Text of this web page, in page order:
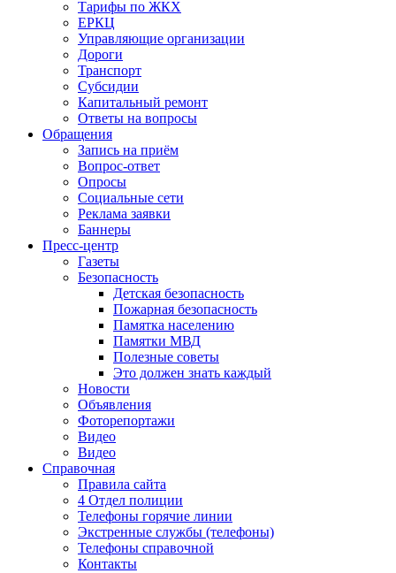
Тарифы по ЖКХ
ЕРКЦ
Управляющие организации
Дороги
Транспорт
Субсидии
Капитальный ремонт
Ответы на вопросы
Обращения
Запись на приём
Вопрос-ответ
Опросы
Социальные сети
Реклама заявки
Баннеры
Пресс-центр
Газеты
Безопасность
Детская безопасность
Пожарная безопасность
Памятка населению
Памятки МВД
Полезные советы
Это должен знать каждый
Новости
Объявления
Фоторепортажи
Видео
Видео
Справочная
Правила сайта
4 Отдел полиции
Телефоны горячие линии
Экстренные службы (телефоны)
Телефоны справочной
Контакты